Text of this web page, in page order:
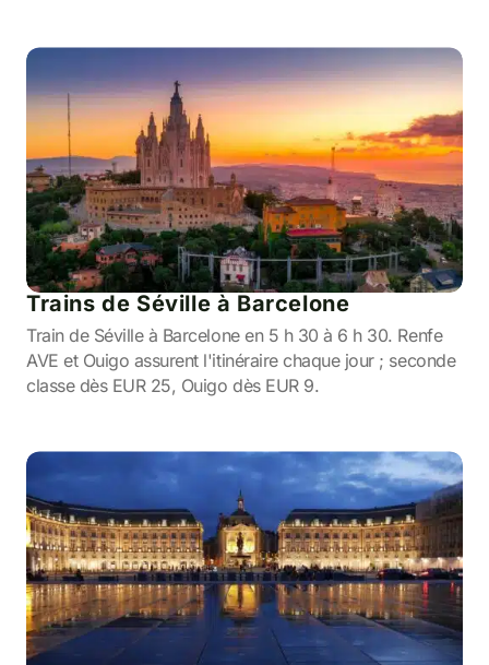
Trains de Séville à Barcelone
Train de Séville à Barcelone en 5 h 30 à 6 h 30. Renfe
AVE et Ouigo assurent l'itinéraire chaque jour ; seconde
classe dès EUR 25, Ouigo dès EUR 9.